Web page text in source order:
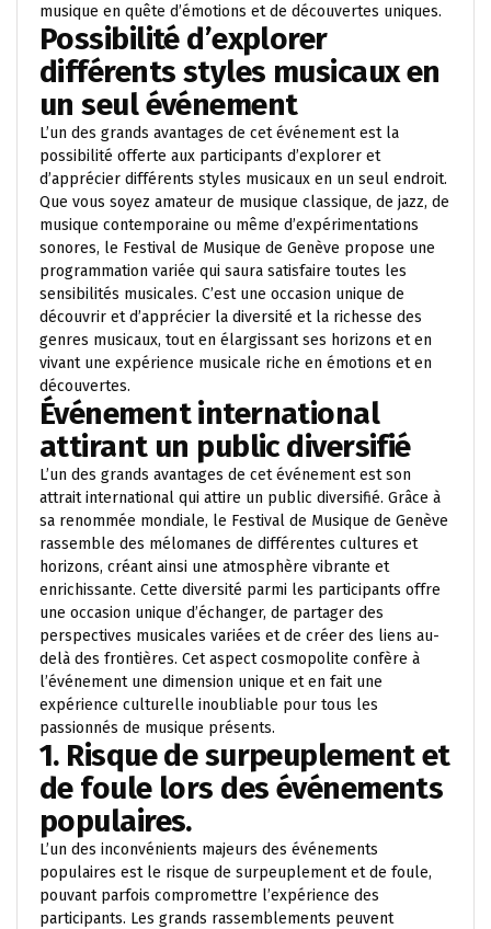
musique en quête d’émotions et de découvertes uniques.
Possibilité d’explorer
différents styles musicaux en
un seul événement
L’un des grands avantages de cet événement est la
possibilité offerte aux participants d’explorer et
d’apprécier différents styles musicaux en un seul endroit.
Que vous soyez amateur de musique classique, de jazz, de
musique contemporaine ou même d’expérimentations
sonores, le Festival de Musique de Genève propose une
programmation variée qui saura satisfaire toutes les
sensibilités musicales. C’est une occasion unique de
découvrir et d’apprécier la diversité et la richesse des
genres musicaux, tout en élargissant ses horizons et en
vivant une expérience musicale riche en émotions et en
découvertes.
Événement international
attirant un public diversifié
L’un des grands avantages de cet événement est son
attrait international qui attire un public diversifié. Grâce à
sa renommée mondiale, le Festival de Musique de Genève
rassemble des mélomanes de différentes cultures et
horizons, créant ainsi une atmosphère vibrante et
enrichissante. Cette diversité parmi les participants offre
une occasion unique d’échanger, de partager des
perspectives musicales variées et de créer des liens au-
delà des frontières. Cet aspect cosmopolite confère à
l’événement une dimension unique et en fait une
expérience culturelle inoubliable pour tous les
passionnés de musique présents.
1. Risque de surpeuplement et
de foule lors des événements
populaires.
L’un des inconvénients majeurs des événements
populaires est le risque de surpeuplement et de foule,
pouvant parfois compromettre l’expérience des
participants. Les grands rassemblements peuvent